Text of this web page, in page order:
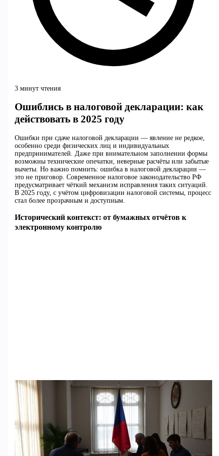
3 минут чтения
Ошиблись в налоговой декларации: как
действовать в 2025 году
Ошибки при сдаче налоговой декларации — явление не редкое,
особенно среди физических лиц и индивидуальных
предпринимателей. Даже при внимательном заполнении формы
возможны технические опечатки, неверные расчёты или забытые
вычеты. Но важно помнить: ошибка в налоговой декларации —
это не приговор. Современное налоговое законодательство РФ
предусматривает чёткий механизм исправления таких ситуаций.
В 2025 году, с учётом цифровизации налоговой системы, процесс
стал более прозрачным и доступным.
Исторический контекст: от бумажных отчётов к
электронному контролю